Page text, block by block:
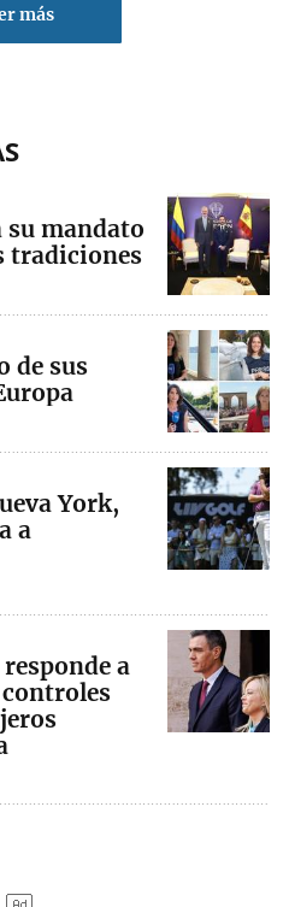
más
su mandato
tradiciones
de sus
York,
a
a